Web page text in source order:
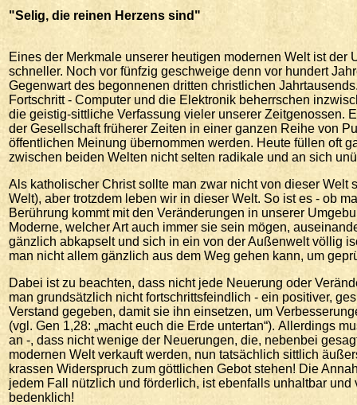
"Selig, die reinen Herzens sind"
Eines der Merkmale unserer heutigen modernen Welt ist
schneller. Noch vor fünfzig geschweige denn vor hundert
Gegenwart des begonnenen dritten christlichen
Fortschritt - Computer und die Elektronik beherrschen
die geistig-sittliche Verfassung vieler unserer Zeitgenossen.
der Gesellschaft früherer Zeiten in einer ganzen Reihe von
öffentlichen Meinung übernommen werden. Heute füllen oft
zwischen beiden Welten nicht selten radikale und an sich
Als katholischer Christ sollte man zwar nicht von dieser Welt
Welt), aber trotzdem leben wir in dieser Welt. So ist es - ob
Berührung kommt mit den Veränderungen in unserer
Moderne, welcher Art auch immer sie sein mögen,
gänzlich abkapselt und sich in ein von der Außenwelt völlig
man nicht allem gänzlich aus dem Weg gehen kann, um
Dabei ist zu beachten, dass nicht jede Neuerung oder
man grundsätzlich nicht fortschrittsfeindlich - ein positiver,
Verstand gegeben, damit sie ihn einsetzen, um
(vgl. Gen 1,28: „macht euch die Erde untertan“). Allerdings
an -, dass nicht wenige der Neuerungen, die, nebenbei
modernen Welt verkauft werden, nun tatsächlich sittlich
krassen Widerspruch zum göttlichen Gebot stehen! Die
jedem Fall nützlich und förderlich, ist ebenfalls unhaltbar
bedenklich!